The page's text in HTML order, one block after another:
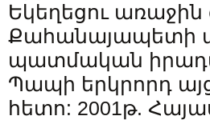
Եկեղեցու
Քահանայապետի
պատմական
Պապի երկրորդ
հետո: 2001թ.